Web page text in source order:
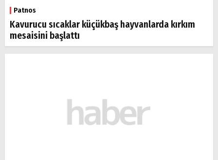
Patnos
Kavurucu sıcaklar küçükbaş hayvanlarda kırkım
mesaisini başlattı